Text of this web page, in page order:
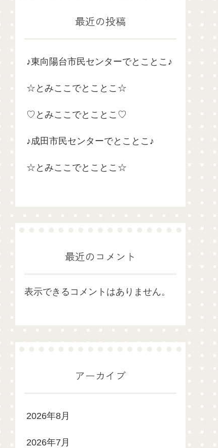
最近の投稿
♪東向陽台市民センターでとことこ♪
☆とみここでとことこ☆
♡とみここでとことこ♡
♪成田市民センターでとことこ♪
☆とみここでとことこ☆
最近のコメント
表示できるコメントはありません。
アーカイブ
2026年8月
2026年7月